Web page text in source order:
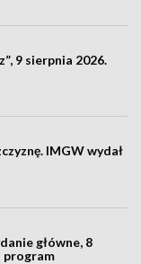
9 sierpnia 2026.
IMGW wydał
główne, 8
program